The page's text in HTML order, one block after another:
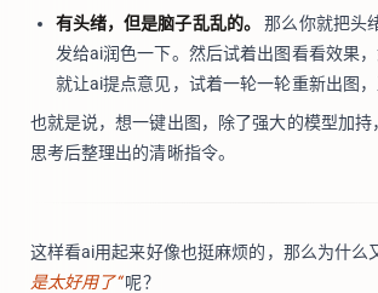
有头绪，但是脑子乱乱的。
那么你就把头
发给ai润色一下。然后试着出图看看效果，
就让ai提点意见，试着一轮一轮重新出图，
也就是说，想一键出图，除了强大的模型加持
思考后整理出的清晰指令。
这样看ai用起来好像也挺麻烦的，那么为什么
是太好用了“呢？